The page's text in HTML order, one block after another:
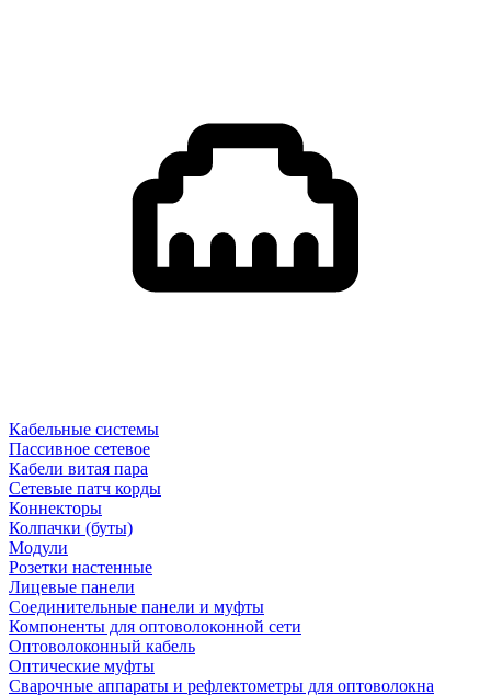
Кабельные системы
Пассивное сетевое
Кабели витая пара
Сетевые патч корды
Коннекторы
Колпачки (буты)
Модули
Розетки настенные
Лицевые панели
Соединительные панели и муфты
Компоненты для оптоволоконной сети
Оптоволоконный кабель
Оптические муфты
Сварочные аппараты и рефлектометры для оптоволокна